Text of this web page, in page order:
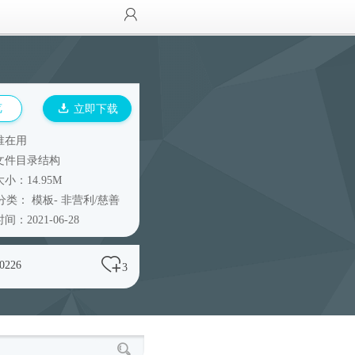
立即下载
在用
件目录结构
小：14.95M
类： 模板- 非营利/慈善
间：2021-06-28
3